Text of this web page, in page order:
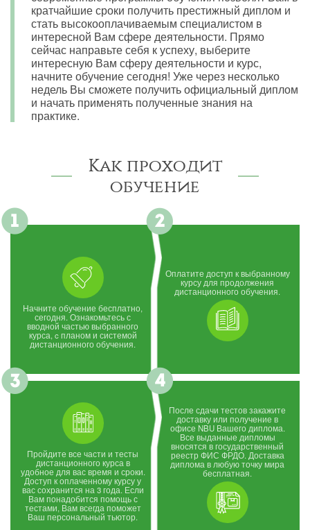
кратчайшие сроки получить престижный диплом и
стать высокооплачиваемым специалистом в
интересной Вам сфере деятельности. Прямо
сейчас направьте себя к успеху, выберите
интересную Вам сферу деятельности и курс,
начните обучение сегодня! Уже через несколько
недель Вы сможете получить официальный диплом
и начать применять полученные знания на
практике.
Как проходит
обучение
Начните обучение бесплатно,
сегодня. Ознакомьтесь с
вводной частью выбранного
курса, c планом и системой
дистанционного обучения.
Оплатите доступ к выбранному
курсу для продолжения
дистанционного обучения.
Пройдите все части и тесты
дистанционного курса в
удобное для вас время и сроки.
Доступ к оплаченному курсу у
вас сохранится на 3 года. Если
Вам понадобится помощь с
тестами, Вам всегда поможет
Ваш персональный тьютор.
После сдачи тестов закажите
доставку или получение в
офисе NBU Вашего диплома.
Все выданные дипломы
вносятся в государственный
реестр ФИС ФРДО. Доставка
диплома в любую точку мира
бесплатная.